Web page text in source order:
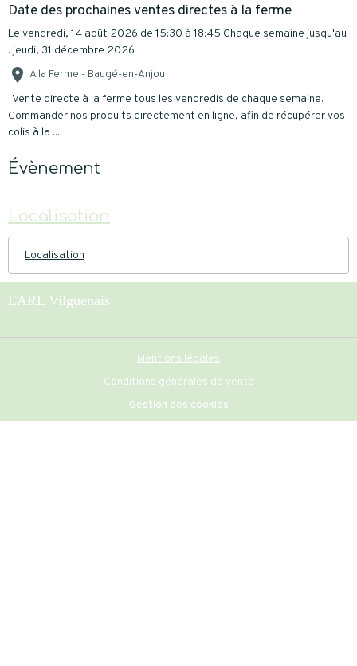
Date des prochaines ventes directes à la ferme
Le vendredi, 14 août 2026 de 15:30 à 18:45 Chaque semaine jusqu'au
: jeudi, 31 décembre 2026
A la Ferme - Baugé-en-Anjou
Vente directe à la ferme tous les vendredis de chaque semaine.
Commander nos produits directement en ligne, afin de récupérer vos
colis à la ...
Évènement
Localisation
Localisation
EARL Vilguenais
Mentions légales
Conditions générales de vente
Gestion des cookies